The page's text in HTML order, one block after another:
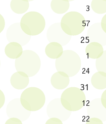
3
57
25
1
24
31
12
22